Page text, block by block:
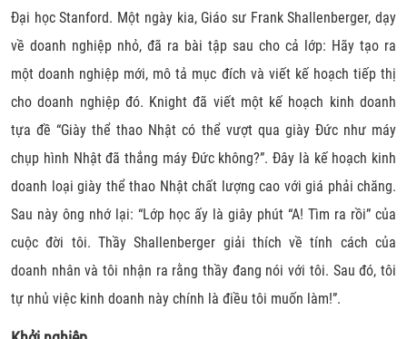
Đại học Stanford. Một ngày kia, Giáo sư Frank Shallenberger, dạy
về doanh nghiệp nhỏ, đã ra bài tập sau cho cả lớp: Hãy tạo ra
một doanh nghiệp mới, mô tả mục đích và viết kế hoạch tiếp thị
cho doanh nghiệp đó. Knight đã viết một kế hoạch kinh doanh
tựa đề “Giày thể thao Nhật có thể vượt qua giày Đức như máy
chụp hình Nhật đã thắng máy Đức không?”. Đây là kế hoạch kinh
doanh loại giày thể thao Nhật chất lượng cao với giá phải chăng.
Sau này ông nhớ lại: “Lớp học ấy là giây phút “A! Tìm ra rồi” của
cuộc đời tôi. Thầy Shallenberger giải thích về tính cách của
doanh nhân và tôi nhận ra rằng thầy đang nói với tôi. Sau đó, tôi
tự nhủ việc kinh doanh này chính là điều tôi muốn làm!”.